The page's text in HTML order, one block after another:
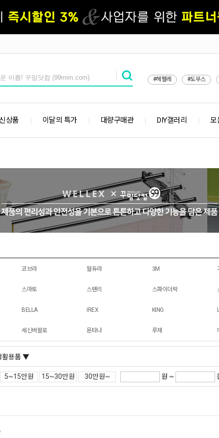
#헤펠레 #도무스
상품 이달의 특가 대량구매관 DIY갤러리 모
코브라 월듀라 3M
스마토 스탠리 스파이더락
BELLA IREX KING
세신버팔로 몬타나 루체
활용품 ▼
5~15만원 15~30만원 30만원~ 원 ~